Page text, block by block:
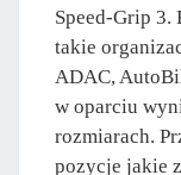
Speed-Grip 3.
takie
ADAC,
w oparciu
rozmiarach.
pozycje jakie